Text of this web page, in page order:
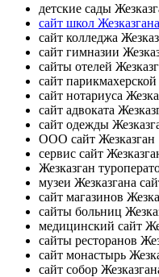
детские сады
сайт школ Жезказгана
сайт колледжа
сайт гимназии
сайты отелей
сайт парикмахерской
сайт нотариуса
сайт адвоката
сайт одежды
ООО сайт Жезказган
сервис сайт
Жезказган
музеи Жезказгана
сайт магазинов
сайты больниц
медицинский сайт
сайты ресторанов
сайт монастырь
сайт собор